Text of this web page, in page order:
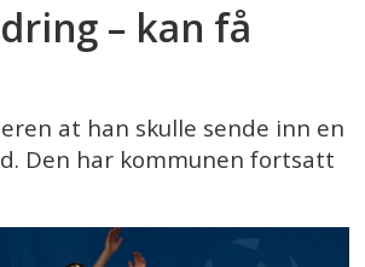
– kan få
at han skulle sende inn en
Den har kommunen fortsatt